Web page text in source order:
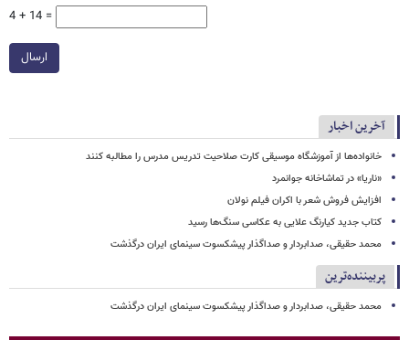
4 + 14 =
ارسال
آخرین اخبار
خانواده‌ها از آموزشگاه موسیقی کارت صلاحیت تدریس مدرس را مطالبه کنند
«ناریا» در تماشاخانه جوانمرد
افزایش فروش شعر با اکران فیلم نولان
کتاب جدید کیارنگ علایی به عکاسی سنگ‌ها رسید
محمد حقیقی، صدابردار و صداگذار پیشکسوت سینمای ایران درگذشت
پربیننده‌ترین
محمد حقیقی، صدابردار و صداگذار پیشکسوت سینمای ایران درگذشت